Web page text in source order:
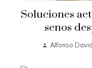
Soluciones
senos
Alfonso